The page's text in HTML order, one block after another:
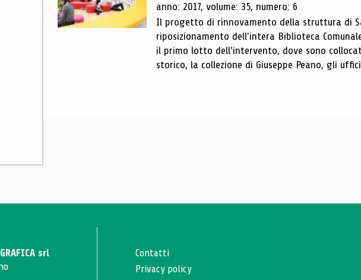
anno: 2017, volume: 35, numero: 6
Il progetto di rinnovamento della struttura di
riposizionamento dell'intera Biblioteca
il primo lotto dell'intervento, dove sono
storico, la collezione di Giuseppe Peano, gli
srl
Contatti
Privacy policy